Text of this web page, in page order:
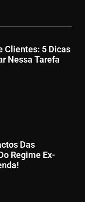
Clientes: 5 Dicas
Nessa Tarefa
Das
Regime Ex-